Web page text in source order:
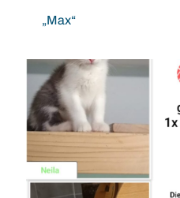
„Max“